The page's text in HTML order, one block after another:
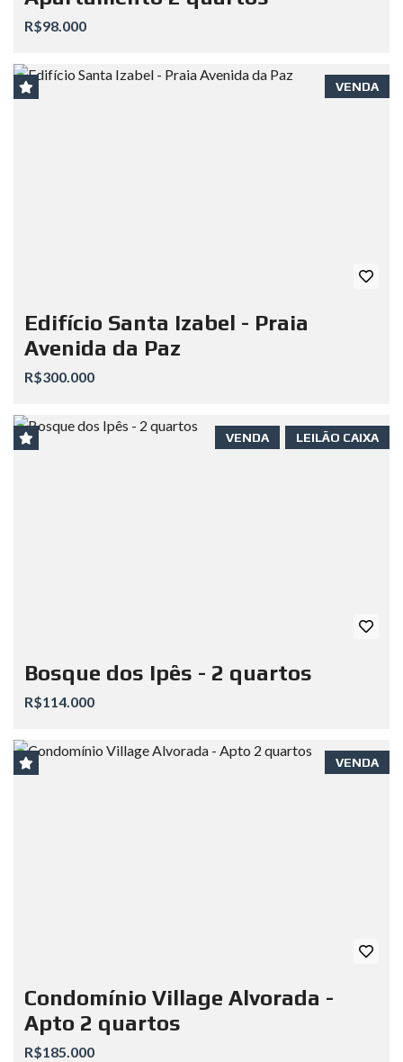
R$98.000
VENDA
Edifício Santa Izabel - Praia
Avenida da Paz
R$300.000
LEILÃO CAIXA
VENDA
Bosque dos Ipês - 2 quartos
R$114.000
VENDA
Condomínio Village Alvorada -
Apto 2 quartos
R$185.000